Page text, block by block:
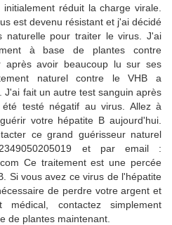
réduit la charge virale.
est devenu résistant et j'ai décidé
naturelle pour traiter le virus. J'ai
à base de plantes contre
après avoir beaucoup lu sur ses
naturel contre le VHB a
J'ai fait un autre test sanguin après
testé négatif au virus. Allez à
votre hépatite B aujourd'hui.
ce grand guérisseur naturel
et par email :
Ce traitement est une percée
Si vous avez ce virus de l'hépatite
de perdre votre argent et
contactez simplement
de plantes maintenant.